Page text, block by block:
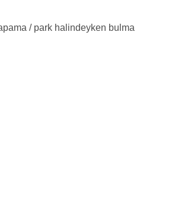
/ park halindeyken bulma